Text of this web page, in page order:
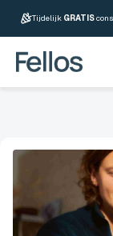
Tijdelijk GRATIS